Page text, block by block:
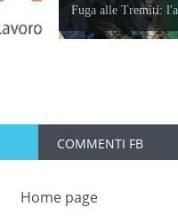
Fuga alle Tremiti:
COMMENTI FB
Home page